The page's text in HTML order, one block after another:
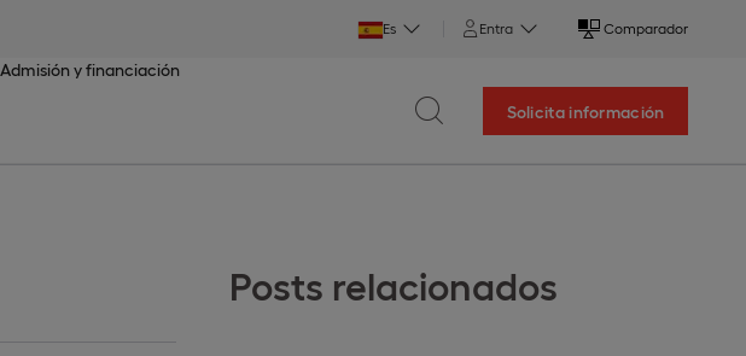
Es Entra Comparador
Admisión y financiación
Solicita información
Posts relacionados